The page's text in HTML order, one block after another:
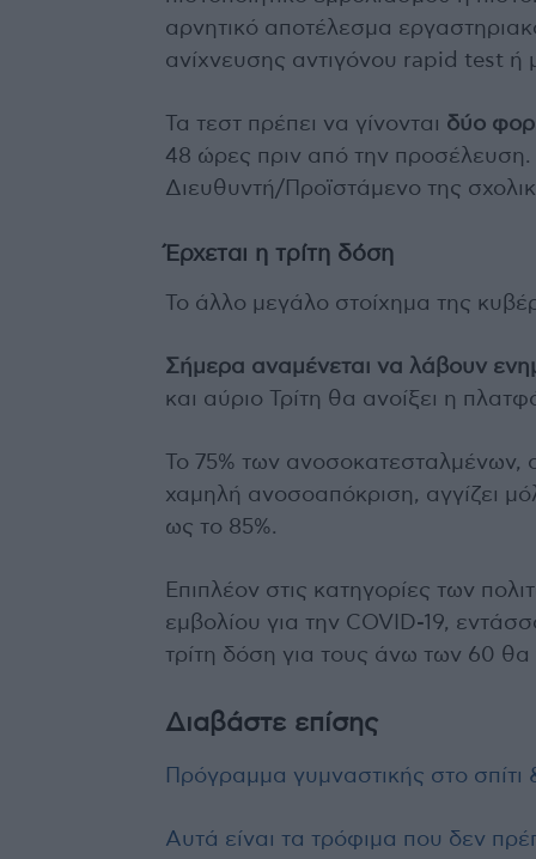
αρνητικό αποτέλεσμα
ανίχνευσης αντιγόνου rapid test ή
Τα τεστ πρέπει να γίνονται δύο
48 ώρες πριν από την
Διευθυντή/Προϊστάμενο της
Έρχεται η τρίτη δόση
Το άλλο μεγάλο στοίχημα της
Σήμερα αναμένεται να λάβουν
και αύριο Τρίτη θα ανοίξει η
Το 75% των ανοσοκατεσταλμένων,
χαμηλή ανοσοαπόκριση, αγγίζει
ως το 85%.
Επιπλέον στις κατηγορίες των
εμβολίου για την COVID-19,
τρίτη δόση για τους άνω των 60 θα
Διαβάστε επίσης
Πρόγραμμα γυμναστικής στο σπίτι
Αυτά είναι τα τρόφιμα που δεν